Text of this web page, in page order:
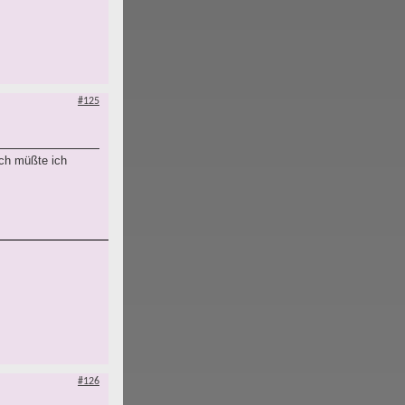
#125
müßte ich
#126